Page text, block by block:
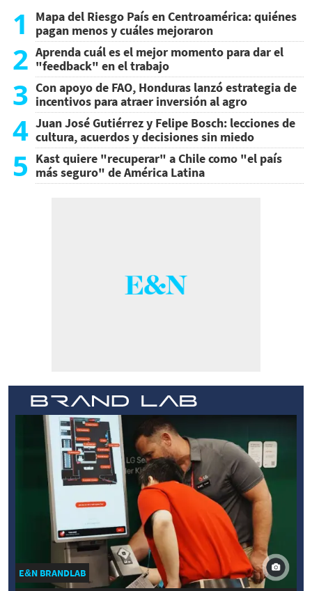
1
Mapa del Riesgo País en Centroamérica: quiénes
pagan menos y cuáles mejoraron
2 Aprenda cuál es el mejor momento para dar el
"feedback" en el trabajo
3 Con apoyo de FAO, Honduras lanzó estrategia de
incentivos para atraer inversión al agro
4 Juan José Gutiérrez y Felipe Bosch: lecciones de
cultura, acuerdos y decisiones sin miedo
5 Kast quiere "recuperar" a Chile como "el país
más seguro" de América Latina
E&N BRANDLAB